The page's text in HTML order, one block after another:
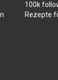
100k
Rezepte